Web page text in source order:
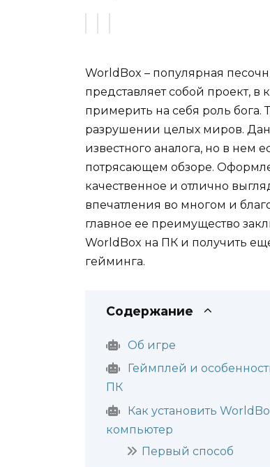
WorldBox – популярная
представляет собой проект,
примерить на себя роль бога.
разрушении целых миров.
известного аналога, но в нем
потрясающем обзоре.
качественное и отлично
впечатления во многом и
главное ее преимущество
WorldBox на ПК и получить
гейминга.
Содержание
Об игре
Геймплей и
ПК
Как установить
компьютер
Первый способ